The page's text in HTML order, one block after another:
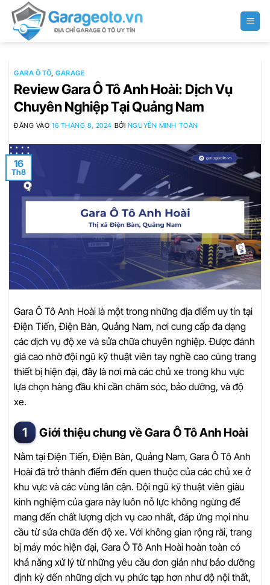
qua
GARA Ô TÔ,GARAGE
Review Gara Ô Tô Anh Hoài: Dịch Vụ
Chuyên Nghiệp Tại Quảng Nam
ĐĂNG VÀO16 THÁNG 8, 2024 BỞI NGUYỄN MINH TOÀN
16
Th8
Gara Ô Tô Anh Hoài là một trong những địa điểm uy tín tại
Điện Tiến, Điện Bàn, Quảng Nam, nơi cung cấp đa dạng
các dịch vụ độ xe và sửa chữa chuyên nghiệp. Được đánh
giá cao nhờ đội ngũ kỹ thuật viên tay nghề cao cùng trang
thiết bị hiện đại, đây là nơi mà các chủ xe trong khu vực
lựa chọn hàng đầu khi cần chăm sóc, bảo dưỡng, và độ
xe.
Giới thiệu chung về Gara Ô Tô Anh Hoài
Nằm tại Điện Tiến, Điện Bàn, Quảng Nam, Gara Ô Tô Anh
Hoài đã trở thành điểm đến quen thuộc của các chủ xe ở
khu vực và các vùng lân cận. Đội ngũ kỹ thuật viên giàu
kinh nghiệm của gara này luôn nỗ lực không ngừng để
mang đến chất lượng dịch vụ cao nhất, đáp ứng mọi nhu
cầu từ sửa chữa đến độ xe. Với không gian rộng rãi, trang
bị máy móc hiện đại, Gara Ô Tô Anh Hoài hoàn toàn có
khả năng xử lý từ những yêu cầu đơn giản như bảo dưỡng
định kỳ đến những dịch vụ phức tạp hơn như độ nội thất,